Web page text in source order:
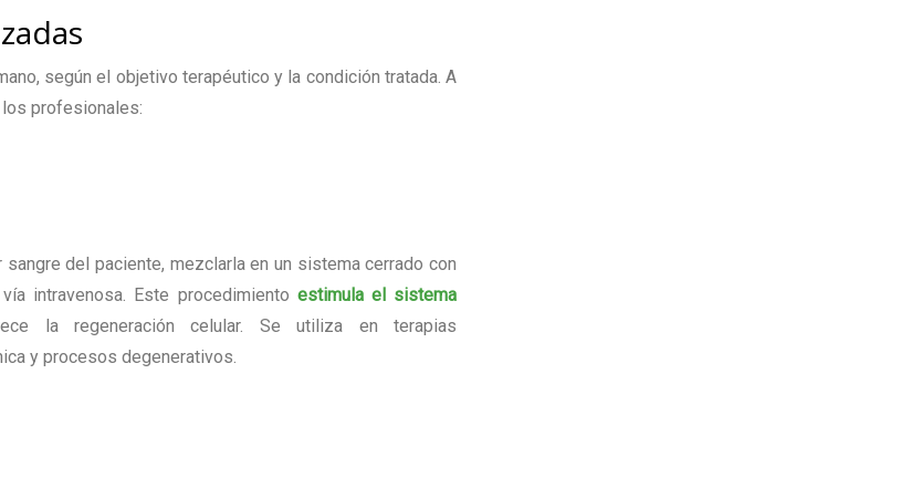
según el objetivo terapéutico y la condición tratada. A
profesionales:
del paciente, mezclarla en un sistema cerrado con
intravenosa. Este procedimiento estimula el sistema
la regeneración celular. Se utiliza en terapias
y procesos degenerativos.